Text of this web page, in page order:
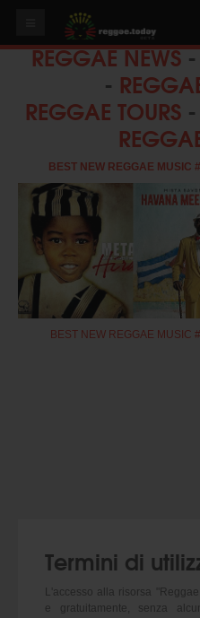
HOME
Italy
PLAY & MIX
ALBUMS
RIDDIMS
SUGGEST AN EVENT
REGGAE NEWS
-
REGGAE TOURS-
BEST NEW REGGAE
BEST NEW REGGAE MUSIC
Termini di
L'accesso alla risorsa
e gratuitamente, senza